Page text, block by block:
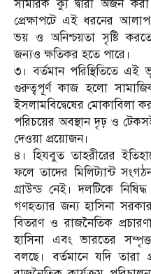
সামরিক ক্যু দ্বারা অর্জন
প্রেক্ষাপটে এই ধরনের
ভয় ও অনিশ্চয়তা সৃষ্টি
জন্যও ক্ষতিকর হতে পারে।
৩। বর্তমান পরিস্থিতিতে
গুরুত্বপূর্ণ কাজ হলো
ইসলামবিদ্বেষের মোকাবিলা
পরিচয়ের অবস্থান দৃঢ় ও
দেওয়া প্রয়োজন।
৪। হিযবুত তাহরীরের
ফলে তাদের মিলিট্যান্ট
গ্রাউন্ড নেই। দলটিকে
গণহত্যার জন্য হাসিনা
বিতরণ ও রাজনৈতিক
হাসিনা এবং ভারতের
বলছে। বর্তমানে যদি